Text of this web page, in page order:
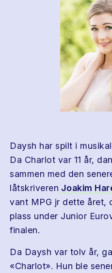
Daysh har spilt i
Da Charlot var 11 år,
sammen med den
låtskriveren Joakim
vant MPG jr dette året,
plass under Junior
finalen.
Da Daysh var tolv år,
«Charlot». Hun ble